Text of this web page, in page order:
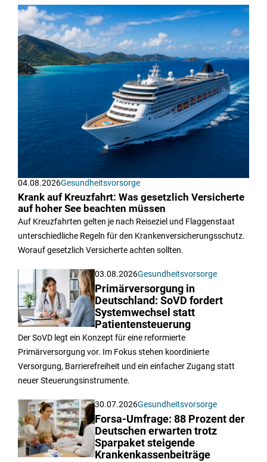
04.08.2026Gesundheitsvorsorge
Krank auf Kreuzfahrt: Was gesetzlich Versicherte
auf hoher See beachten müssen
Auf Kreuzfahrten gelten je nach Reiseziel und Flaggenstaat
unterschiedliche Regeln für den Krankenversicherungsschutz.
Worauf gesetzlich Versicherte achten sollten.
03.08.2026Gesundheitsvorsorge
Primärversorgung in
Deutschland: SoVD fordert
Systemwechsel statt
Patientensteuerung
Der SoVD legt ein Konzept für eine reformierte
Primärversorgung vor. Im Fokus stehen koordinierte
Versorgung, Barrierefreiheit und ein einfacher Zugang statt
neuer Steuerungsinstrumente.
30.07.2026Gesundheitsvorsorge
Forsa-Umfrage: 88 Prozent der
Deutschen erwarten trotz
Sparpaket steigende
Krankenkassenbeiträge